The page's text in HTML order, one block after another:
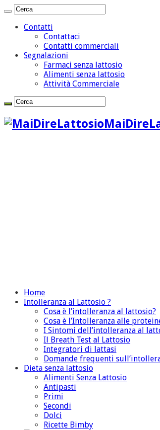
Contatti
Contattaci
Contatti commerciali
Segnalazioni
Farmaci senza lattosio
Alimenti senza lattosio
Attività Commerciale
Home
Intolleranza al Lattosio ?
Cosa è l’intolleranza al lattosio?
Cosa è l’Intolleranza alle
I Sintomi dell’intolleranza al
Il Breath Test al Lattosio
Integratori di lattasi
Domande frequenti
Dieta senza lattosio
Alimenti Senza Lattosio
Antipasti
Primi
Secondi
Dolci
Ricette Bimby